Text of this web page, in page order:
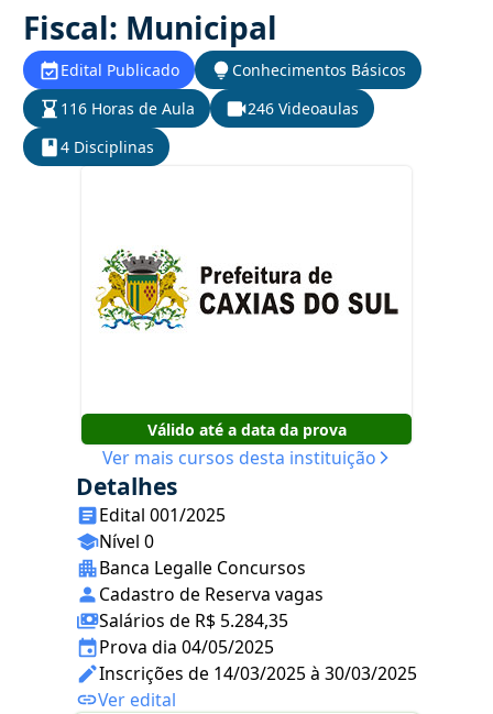
Fiscal: Municipal
Edital Publicado
Conhecimentos Básicos
116 Horas de Aula
246 Videoaulas
4 Disciplinas
Válido até a data da prova
Ver mais cursos desta instituição
Detalhes
Edital 001/2025
Nível 0
Banca Legalle Concursos
Cadastro de Reserva vagas
Salários de R$ 5.284,35
Prova dia 04/05/2025
Inscrições de 14/03/2025 à 30/03/2025
Ver edital